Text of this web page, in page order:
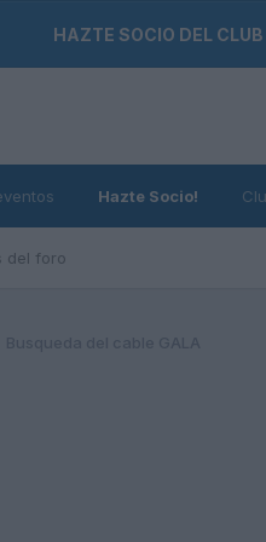
HAZTE SOCIO DEL
del foro
Hazte Socio!